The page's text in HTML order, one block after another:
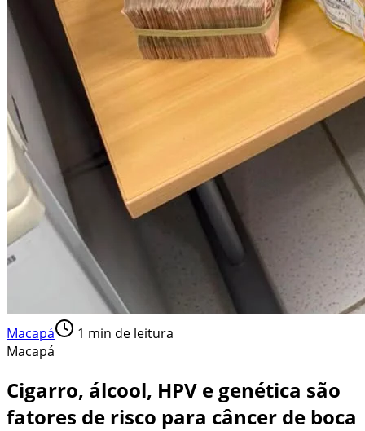
Macapá 1 min de leitura
Macapá
Cigarro, álcool, HPV e genética são
fatores de risco para câncer de boca